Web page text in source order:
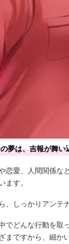
夢は、吉報が舞
恋愛、人間関係な
ます。
、しっかりアンテ
でどんな行動を取
まですから、細か